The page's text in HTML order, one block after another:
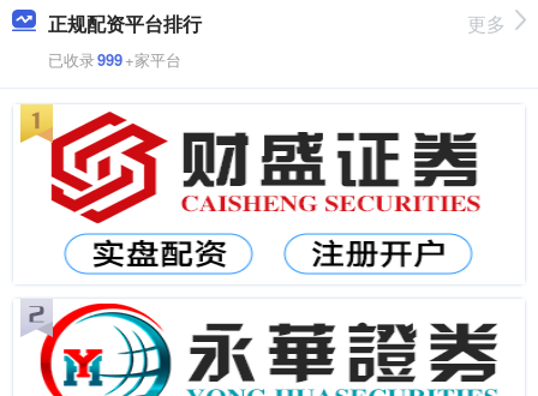
正规配资平台排行
已收录999+家平台
更多